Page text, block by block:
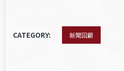
CATEGORY: 新聞回顧